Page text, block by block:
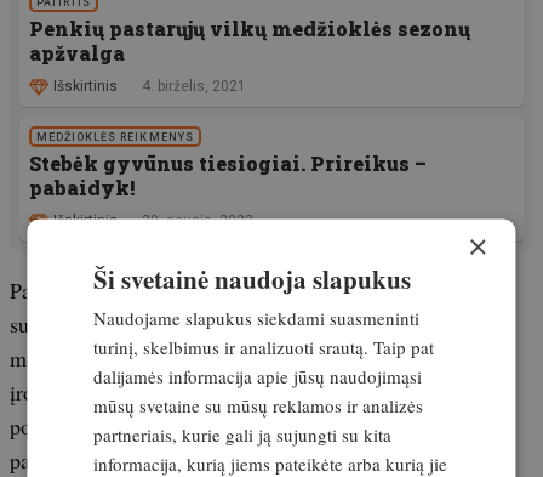
Penkių pastarųjų vilkų medžioklės sezonų
apžvalga
Išskirtinis 4. birželis, 2021
MEDŽIOKLĖS REIKMENYS
Stebėk gyvūnus tiesiogiai. Prireikus –
pabaidyk!
Išskirtinis 29. sausis, 2022
Palyginimui, Latvije plėšrūnai skaičiuojami naudojant
sumedžiotų vilkų ir lūšių audinių mėginius bei renkant
medžiotojų pranešimus apie pėdsakus ir kitus buvimo
įrodymus. Lietuvos mokslininkai tuo pačiu metodu vilkų
populiaciją tiria jau kelerius metus. Reikėtų nustatyti
patikimesnę nei šiuo metu taikoma lūšių populiacijos
×
Ši svetainė naudoja slapukus
Naudojame slapukus siekdami suasmeninti
turinį, skelbimus ir analizuoti srautą. Taip pat
dalijamės informacija apie jūsų naudojimąsi
mūsų svetaine su mūsų reklamos ir analizės
partneriais, kurie gali ją sujungti su kita
informacija, kurią jiems pateikėte arba kurią jie